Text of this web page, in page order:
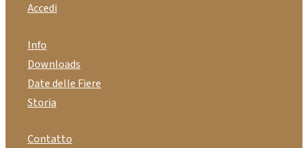
Accedi
Info
Downloads
Date delle Fiere
Storia
Contatto